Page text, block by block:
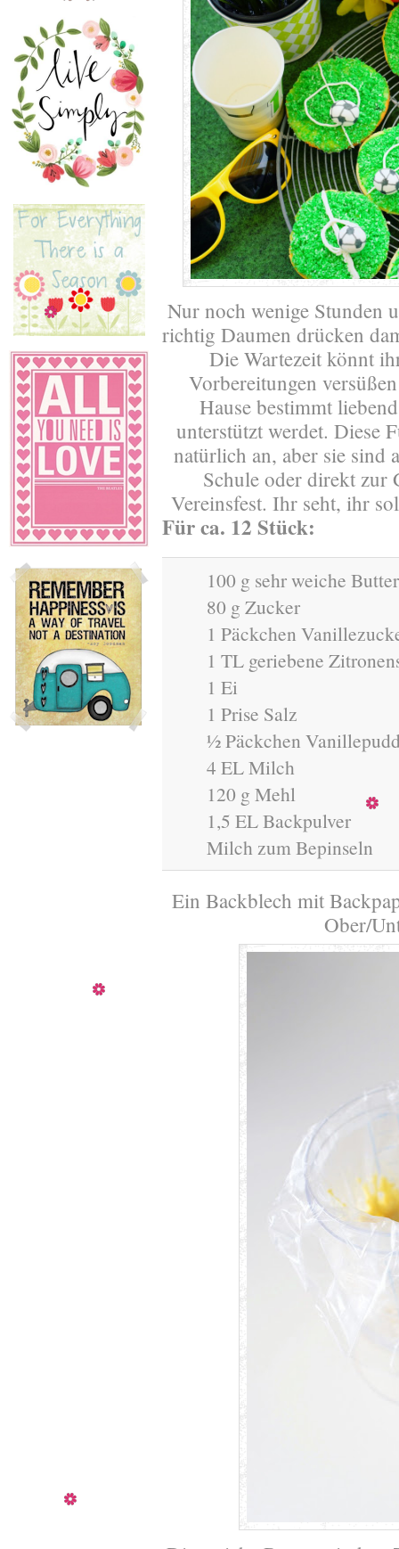
Nur noch wenige Stunden
richtig Daumen drücken
Die Wartezeit könnt
Vorbereitungen
Hause bestimmt
unterstützt werdet. Diese
natürlich an, aber sie sind
Schule oder direkt zur
Vereinsfest. Ihr seht, ihr
Für ca. 12 Stück:
100 g sehr weiche Butter
80 g Zucker
1 Päckchen
1 TL geriebene
1 Ei
1 Prise Salz
½ Päckchen
4 EL Milch
120 g Mehl
1,5 EL Backpulver
Milch zum Bepinseln
Ein Backblech mit
Ober/